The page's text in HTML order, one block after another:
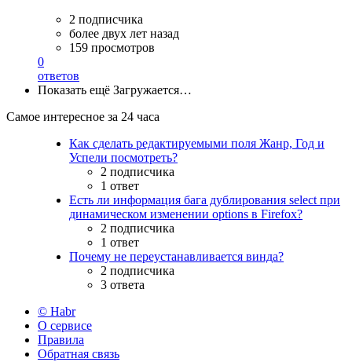
2 подписчика
более двух лет назад
159 просмотров
0
ответов
Показать ещё Загружается…
Самое интересное за 24 часа
Как сделать редактируемыми поля Жанр, Год и
Успели посмотреть?
2 подписчика
1 ответ
Есть ли информация бага дублирования select при
динамическом изменении options в Firefox?
2 подписчика
1 ответ
Почему не переустанавливается винда?
2 подписчика
3 ответа
© Habr
О сервисе
Правила
Обратная связь